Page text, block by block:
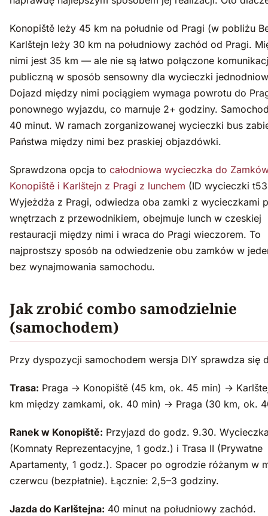
Konopiště leży 45 km na południe od Pragi (w pobliżu
Karlštejn leży 30 km na południowy zachód od Pragi.
nimi jest 35 km — ale nie są łatwo połączone
publiczną w sposób sensowny dla wycieczki
Dojazd między nimi pociągiem wymaga powrotu do
ponownego wyjazdu, co marnuje 2+ godziny.
40 minut. W ramach zorganizowanej wycieczki bus
Państwa między nimi bez praskiej objazdówki.
Sprawdzona opcja to całodniowa wycieczka do
Konopiště i Karlštejn z Pragi z lunchem (ID wycieczki
Wyjeżdża z Pragi, odwiedza oba zamki z wycieczkami
wnętrzach z przewodnikiem, obejmuje lunch w czeskiej
restauracji między nimi i wraca do Pragi wieczorem. To
najprostszy sposób na odwiedzenie obu zamków w
bez wynajmowania samochodu.
Jak zrobić combo samodzielnie
(samochodem)
Przy dyspozycji samochodem wersja DIY sprawdza się
Trasa: Praga → Konopiště (45 km, ok. 45 min) →
km między zamkami, ok. 40 min) → Praga (30 km, ok.
Ranek w Konopiště: Przyjazd do godz. 9.30.
(Komnaty Reprezentacyjne, 1 godz.) i Trasa II (Prywatne
Apartamenty, 1 godz.). Spacer po ogrodzie różanym w
czerwcu (bezpłatnie). Łącznie: 2,5–3 godziny.
Jazda do Karlštejna: 40 minut na południowy zachód.